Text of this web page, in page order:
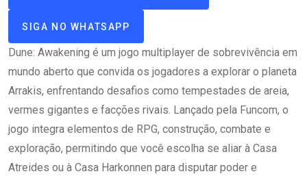
SIGA NO WHATSAPP
Dune: Awakening é um jogo multiplayer de sobrevivência em
mundo aberto que convida os jogadores a explorar o planeta
Arrakis, enfrentando desafios como tempestades de areia,
vermes gigantes e facções rivais. Lançado pela Funcom, o
jogo integra elementos de RPG, construção, combate e
exploração, permitindo que você escolha se aliar à Casa
Atreides ou à Casa Harkonnen para disputar poder e